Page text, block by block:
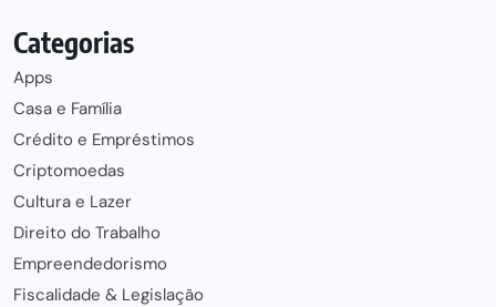
Categorias
Apps
Casa e Família
Crédito e Empréstimos
Criptomoedas
Cultura e Lazer
Direito do Trabalho
Empreendedorismo
Fiscalidade & Legislação